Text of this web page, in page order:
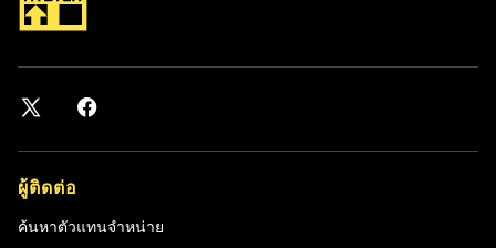
ผู้ติดต่อ
ค้นหาตัวแทนจำหน่าย